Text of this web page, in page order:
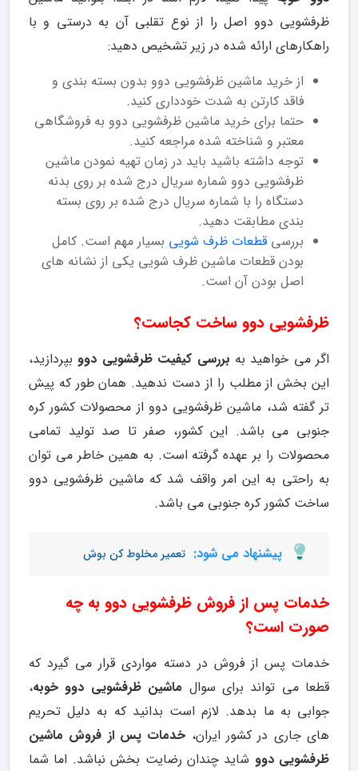
ظرفشویی دوو اصل را از نوع تقلبی آن به درستی و با
راهکارهای ارائه شده در زیر تشخیص دهید:
از خرید ماشین ظرفشویی دوو بدون بسته بندی و
فاقد کارتن به شدت خودداری کنید.
حتما برای خرید ماشین ظرفشویی دوو به فروشگاهی
معتبر و شناخته شده مراجعه کنید.
توجه داشته باشید باید در زمان تهیه نمودن ماشین
ظرفشویی دوو شماره سریال درج شده بر روی بدنه
دستگاه را با شماره سریال درج شده بر روی بسته
بندی مطابقت دهید.
بررسی قطعات ظرف شویی بسیار مهم است. کامل
بودن قطعات ماشین ظرف شویی یکی از نشانه های
اصل بودن آن است.
ظرفشویی دوو ساخت کجاست؟
اگر می خواهید به بررسی کیفیت ظرفشویی دووبپردازید،
این بخش از مطلب را از دست ندهید. همان طور که پیش
تر گفته شد، ماشین ظرفشویی دوو از محصولات کشور کره
جنوبی می باشد. این کشور، صفر تا صد تولید تمامی
محصولات را بر عهده گرفته است. به همین خاطر می توان
به راحتی به این امر واقف شد که ماشین ظرفشویی دوو
ساخت کشور کره جنوبی می باشد.
پیشنهاد می شود: تعمیر مخلوط کن بوش
خدمات پس از فروش ظرفشویی دوو به چه
صورت است؟
خدمات پس از فروش در دسته مواردی قرار می گیرد که
قطعا می تواند برای سوال ماشین ظرفشویی دوو خوبه،
جوابی به ما بدهد. لازم است بدانید که به دلیل تحریم
های جاری در کشور ایران، خدمات پس از فروش ماشین
ظرفشویی دوو شاید چندان رضایت بخش نباشد. اما شما